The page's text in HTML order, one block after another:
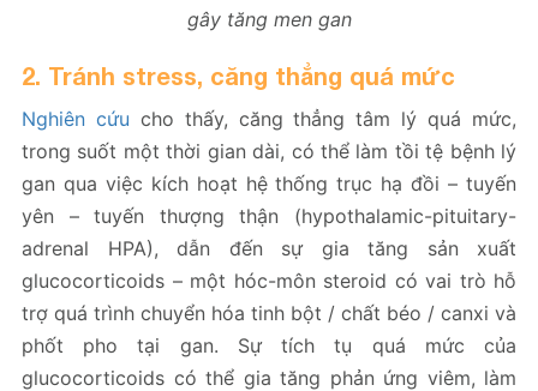
gây tăng men gan
2. Tránh stress, căng thẳng quá mức
Nghiên cứu cho thấy, căng thẳng tâm lý quá mức,
trong suốt một thời gian dài, có thể làm tồi tệ bệnh lý
gan qua việc kích hoạt hệ thống trục hạ đồi – tuyến
yên – tuyến thượng thận (hypothalamic-pituitary-
adrenal HPA), dẫn đến sự gia tăng sản xuất
glucocorticoids – một hóc-môn steroid có vai trò hỗ
trợ quá trình chuyển hóa tinh bột / chất béo / canxi và
phốt pho tại gan. Sự tích tụ quá mức của
glucocorticoids có thể gia tăng phản ứng viêm, làm